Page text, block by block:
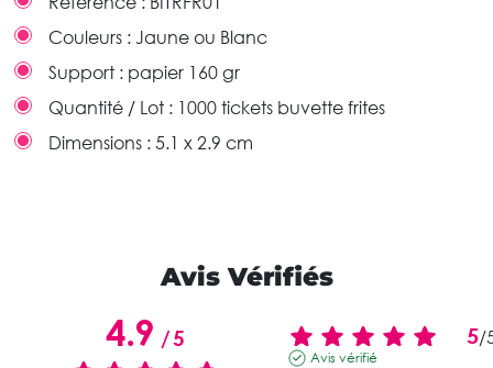
Couleurs : Jaune ou Blanc
Support : papier 160 gr
Quantité / Lot : 1000 tickets buvette frites
Dimensions : 5.1 x 2.9 cm
Avis Vérifiés
4.9/5 5/
Avis vérifié